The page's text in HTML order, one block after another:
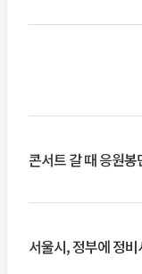
콘서트 갈 때 응원
서울시, 정부에 정